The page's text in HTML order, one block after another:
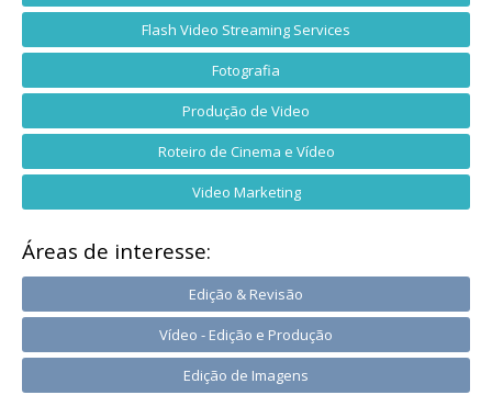
Flash Video Streaming Services
Fotografia
Produção de Video
Roteiro de Cinema e Vídeo
Video Marketing
Áreas de interesse:
Edição & Revisão
Vídeo - Edição e Produção
Edição de Imagens